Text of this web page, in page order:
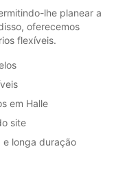
lhe planear a
oferecemos
flexíveis.
em Halle
site
longa duração